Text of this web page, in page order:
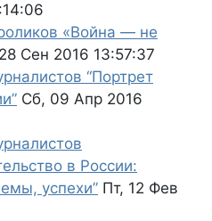
«Война — не
Сен 2016 13:57:37
“Портрет
Сб, 09 Апр 2016
в России:
успехи” Пт, 12 Фев